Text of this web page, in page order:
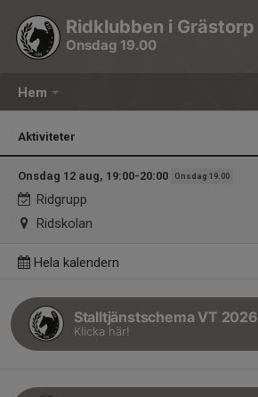
Hem
Ridklubben i Grästorp
Onsdag 19.00
Aktiviteter
Onsdag 12 aug, 19:00-20:00 Onsdag 19.00
Ridgrupp
Ridskolan
Hela kalendern
Stalltjänstschema VT 2026
Klicka här!